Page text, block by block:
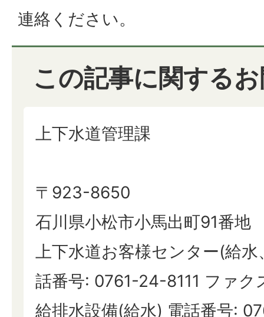
連絡ください。
この記事に関する
上下水道管理課
〒923-8650
石川県小松市小馬出町91番地
上下水道お客様センター(給
話番号: 0761-24-8111 ファク
給排水設備(給水) 電話番号: